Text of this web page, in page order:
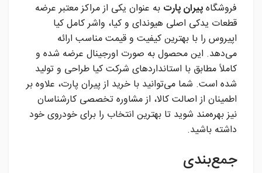
فروشگاهپیران پارت به عنوان یکی از مراکز معتبر عرضه
قطعات یدکی اصلی هیوندای و کیا، واشر کامل کیا
اپیروس را با بهترین کیفیت و قیمت مناسب ارائه
می‌دهد. این محصول به صورت اورجینال عرضه شده و
کاملاً مطابق با استانداردهای شرکت کیا طراحی و تولید
شده است. شما می‌توانید با خرید از پیران پارت، علاوه بر
اطمینان از اصالت کالا، از مشاوره تخصصی کارشناسان
نیز بهره‌مند شوید تا بهترین انتخاب را برای خودروی خود
داشته باشید.
جمع‌بندی